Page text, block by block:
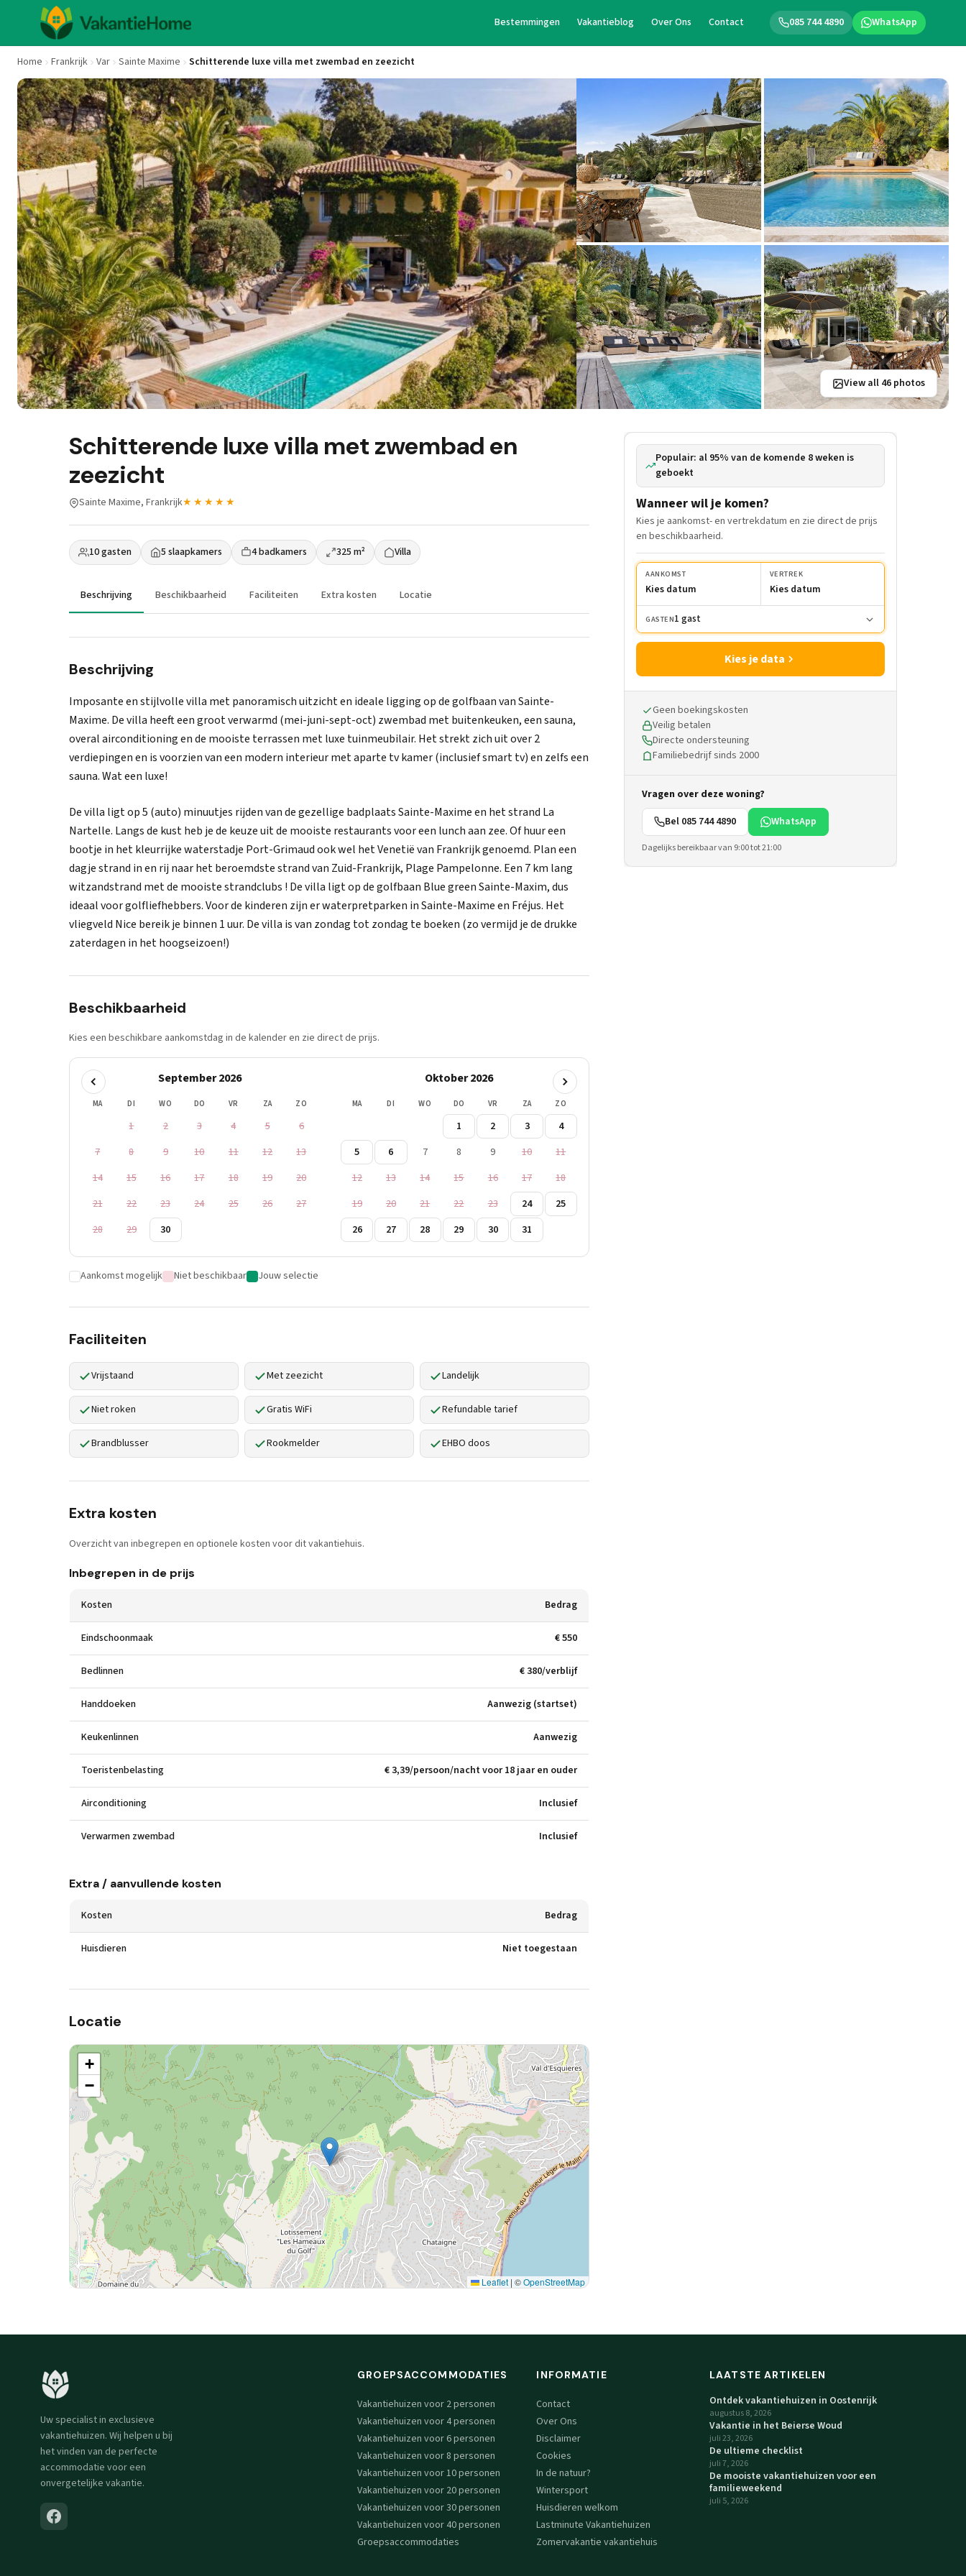
085 744 4890 WhatsApp
Bestemmingen Vakantieblog Over Ons Contact
Home Frankrijk Var Sainte Maxime Schitterende luxe villa met zwembad en zeezicht
View all 46 photos
Schitterende luxe villa met zwembad en
zeezicht
Sainte Maxime, Frankrijk★★★★★
10 gasten 5 slaapkamers 4 badkamers 325 m² Villa
Beschrijving Beschikbaarheid Faciliteiten Extra kosten Locatie
Beschrijving
Imposante en stijlvolle villa met panoramisch uitzicht en ideale ligging op de golfbaan van Sainte-
Maxime. De villa heeft een groot verwarmd (mei-juni-sept-oct) zwembad met buitenkeuken, een sauna,
overal airconditioning en de mooiste terrassen met luxe tuinmeubilair. Het strekt zich uit over 2
verdiepingen en is voorzien van een modern interieur met aparte tv kamer (inclusief smart tv) en zelfs een
sauna. Wat een luxe!
De villa ligt op 5 (auto) minuutjes rijden van de gezellige badplaats Sainte-Maxime en het strand La
Nartelle. Langs de kust heb je de keuze uit de mooiste restaurants voor een lunch aan zee. Of huur een
bootje in het kleurrijke waterstadje Port-Grimaud ook wel het Venetië van Frankrijk genoemd. Plan een
dagje strand in en rij naar het beroemdste strand van Zuid-Frankrijk, Plage Pampelonne. Een 7 km lang
witzandstrand met de mooiste strandclubs ! De villa ligt op de golfbaan Blue green Sainte-Maxim, dus
ideaal voor golfliefhebbers. Voor de kinderen zijn er waterpretparken in Sainte-Maxime en Fréjus. Het
vliegveld Nice bereik je binnen 1 uur. De villa is van zondag tot zondag te boeken (zo vermijd je de drukke
zaterdagen in het hoogseizoen!)
Beschikbaarheid
Kies een beschikbare aankomstdag in de kalender en zie direct de prijs.
September 2026
MA DI WO DO VR ZA ZO
1 2 3 4 5
6
7
8 9 10 11 12
13
14
15 16 17 18 19
20
21
22 23 24 25 26
27
28
29 30
Oktober 2026
MA DI WO DO VR ZA ZO
1 2 3
4
5
6 7 8 9 10
11
12
13 14 15 16 17
18
19
20 21 22 23 24
25
26
27 28 29 30 31
Aankomst mogelijk Niet beschikbaar Jouw selectie
Faciliteiten
Vrijstaand Met zeezicht Landelijk
Niet roken Gratis WiFi Refundable tarief
Brandblusser Rookmelder EHBO doos
Extra kosten
Overzicht van inbegrepen en optionele kosten voor dit vakantiehuis.
Inbegrepen in de prijs
Kosten Bedrag
Eindschoonmaak € 550
Bedlinnen € 380/verblijf
Handdoeken Aanwezig (startset)
Keukenlinnen Aanwezig
Toeristenbelasting € 3,39/persoon/nacht voor 18 jaar en ouder
Airconditioning Inclusief
Verwarmen zwembad Inclusief
Extra / aanvullende kosten
Kosten Bedrag
Huisdieren Niet toegestaan
Locatie
+
−
Leaflet | ©OpenStreetMap
Populair: al 95% van de komende 8 weken is
geboekt
Wanneer wil je komen?
Kies je aankomst- en vertrekdatum en zie direct de prijs
en beschikbaarheid.
AANKOMST
Kies datum
VERTREK
Kies datum
GASTEN1 gast
Kies je data
Geen boekingskosten
Veilig betalen
Directe ondersteuning
Familiebedrijf sinds 2000
Vragen over deze woning?
Bel 085 744 4890
WhatsApp
Dagelijks bereikbaar van 9:00 tot 21:00
Uw specialist in exclusieve
vakantiehuizen. Wij helpen u bij
het vinden van de perfecte
accommodatie voor een
onvergetelijke vakantie.
GROEPSACCOMMODATIES
Vakantiehuizen voor 2 personen
Vakantiehuizen voor 4 personen
Vakantiehuizen voor 6 personen
Vakantiehuizen voor 8 personen
Vakantiehuizen voor 10 personen
Vakantiehuizen voor 20 personen
Vakantiehuizen voor 30 personen
Vakantiehuizen voor 40 personen
Groepsaccommodaties
INFORMATIE
Contact
Over Ons
Disclaimer
Cookies
In de natuur?
Wintersport
Huisdieren welkom
Lastminute Vakantiehuizen
Zomervakantie vakantiehuis
LAATSTE ARTIKELEN
Ontdek vakantiehuizen in Oostenrijk
augustus 8, 2026
Vakantie in het Beierse Woud
juli 23, 2026
De ultieme checklist
juli 7, 2026
De mooiste vakantiehuizen voor een
familieweekend
juli 5, 2026